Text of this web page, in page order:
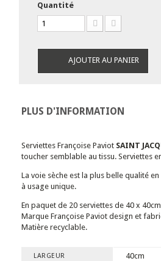
Quantité
AJOUTER AU PANIER
PLUS D'INFORMATION
Serviettes Françoise Paviot SAINT
toucher semblable au tissu. Serviettes
La voie sèche est la plus belle qualité
à usage unique.
En paquet de 20 serviettes de 40 x
Marque Françoise Paviot design et
Matière recyclable.
LARGEUR 40cm